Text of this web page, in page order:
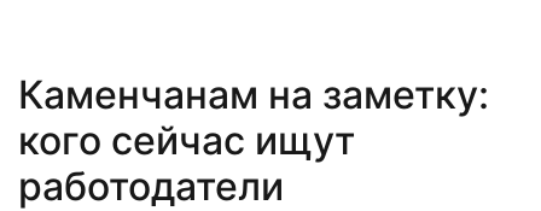
Каменчанам на заметку:
кого сейчас ищут
работодатели